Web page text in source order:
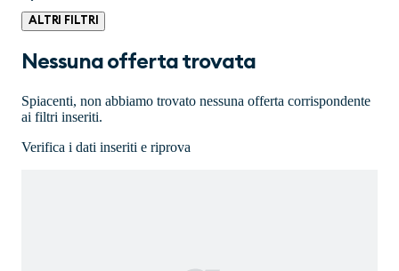
ALTRI FILTRI
Nessuna offerta trovata
Spiacenti, non abbiamo trovato nessuna offerta corrispondente
ai filtri inseriti.
Verifica i dati inseriti e riprova